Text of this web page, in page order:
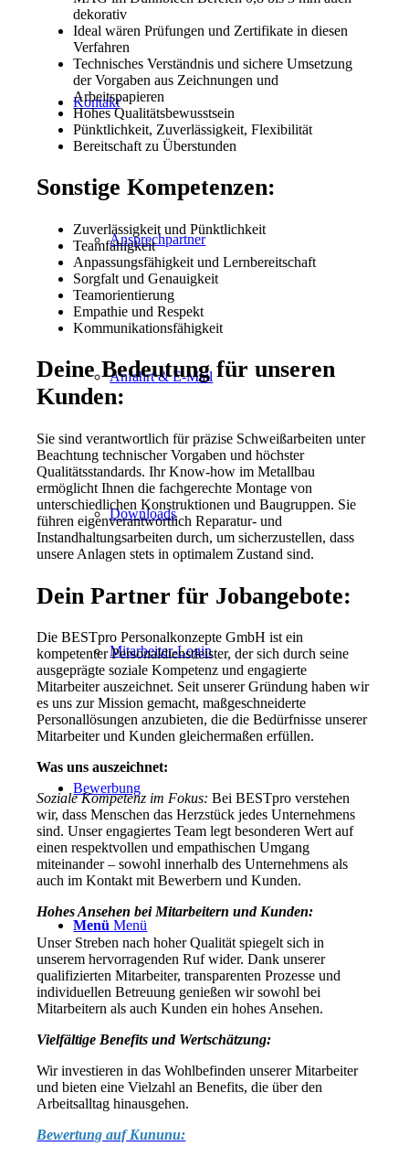
Kontakt
Ansprechpartner
Anfahrt & E-Mail
Downloads
Mitarbeiter-Login
Bewerbung
Menü Menü
dekorativ
Ideal wären Prüfungen und Zertifikate in diesen
Verfahren
Technisches Verständnis und sichere Umsetzung
der Vorgaben aus Zeichnungen und
Arbeitspapieren
Hohes Qualitätsbewusstsein
Pünktlichkeit, Zuverlässigkeit, Flexibilität
Bereitschaft zu Überstunden
Sonstige Kompetenzen:
Zuverlässigkeit und Pünktlichkeit
Teamfähigkeit
Anpassungsfähigkeit und Lernbereitschaft
Sorgfalt und Genauigkeit
Teamorientierung
Empathie und Respekt
Kommunikationsfähigkeit
Deine Bedeutung für unseren
Kunden:
Sie sind verantwortlich für präzise Schweißarbeiten unter
Beachtung technischer Vorgaben und höchster
Qualitätsstandards. Ihr Know-how im Metallbau
ermöglicht Ihnen die fachgerechte Montage von
unterschiedlichen Konstruktionen und Baugruppen. Sie
führen eigenverantwortlich Reparatur- und
Instandhaltungsarbeiten durch, um sicherzustellen, dass
unsere Anlagen stets in optimalem Zustand sind.
Dein Partner für Jobangebote:
Die BESTpro Personalkonzepte GmbH ist ein
kompetenter Personaldienstleister, der sich durch seine
ausgeprägte soziale Kompetenz und engagierte
Mitarbeiter auszeichnet. Seit unserer Gründung haben wir
es uns zur Mission gemacht, maßgeschneiderte
Personallösungen anzubieten, die die Bedürfnisse unserer
Mitarbeiter und Kunden gleichermaßen erfüllen.
Was uns auszeichnet:
Soziale Kompetenz im Fokus: Bei BESTpro verstehen
wir, dass Menschen das Herzstück jedes Unternehmens
sind. Unser engagiertes Team legt besonderen Wert auf
einen respektvollen und empathischen Umgang
miteinander – sowohl innerhalb des Unternehmens als
auch im Kontakt mit Bewerbern und Kunden.
Hohes Ansehen bei Mitarbeitern und Kunden:
Unser Streben nach hoher Qualität spiegelt sich in
unserem hervorragenden Ruf wider. Dank unserer
qualifizierten Mitarbeiter, transparenten Prozesse und
individuellen Betreuung genießen wir sowohl bei
Mitarbeitern als auch Kunden ein hohes Ansehen.
Vielfältige Benefits und Wertschätzung:
Wir investieren in das Wohlbefinden unserer Mitarbeiter
und bieten eine Vielzahl an Benefits, die über den
Arbeitsalltag hinausgehen.
Bewertung auf Kununu: